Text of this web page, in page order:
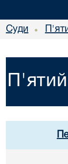
Суди •
П'ятий